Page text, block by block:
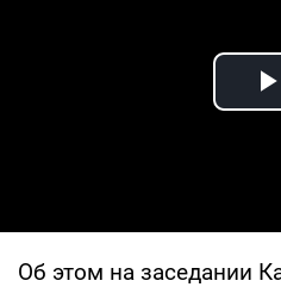
Об этом на заседании